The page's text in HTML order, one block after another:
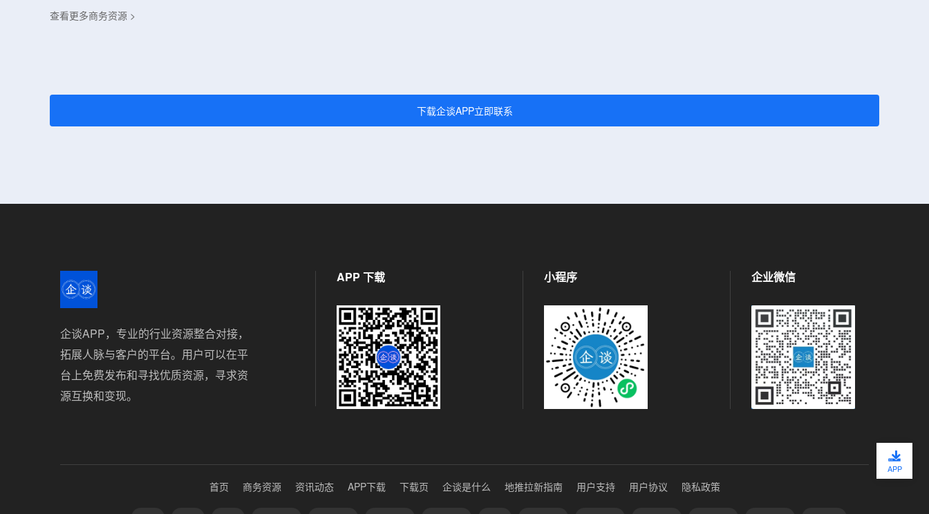
查看更多商务资源 >
下载企谈APP立即联系
企谈APP，专业的行业资源整合对接，
拓展人脉与客户的平台。用户可以在平
台上免费发布和寻找优质资源，寻求资
源互换和变现。
APP 下载 小程序 企业微信
首页 商务资源 资讯动态 APP下载 下载页 企谈是什么 地推拉新指南 用户支持 用户协议 隐私政策
APP